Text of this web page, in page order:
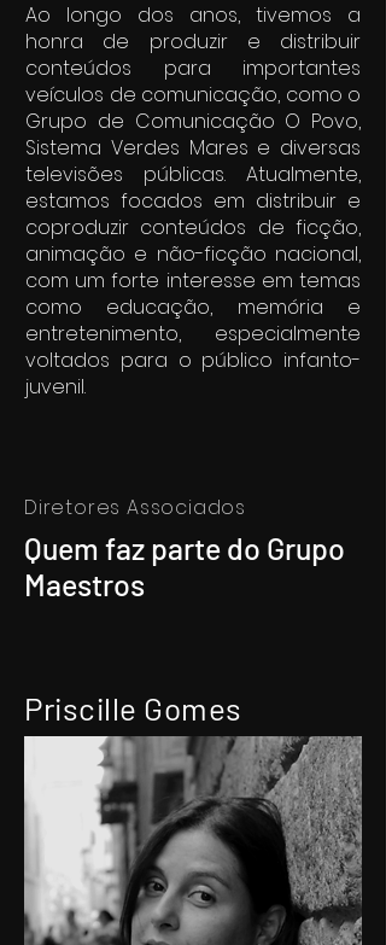
Ao longo dos anos, tivemos a
honra de produzir e distribuir
conteúdos para importantes
veículos de comunicação, como o
Grupo de Comunicação O Povo,
Sistema Verdes Mares e diversas
televisões públicas. Atualmente,
estamos focados em distribuir e
coproduzir conteúdos de ficção,
animação e não-ficção nacional,
com um forte interesse em temas
como educação, memória e
entretenimento, especialmente
voltados para o público infanto-
juvenil.
Diretores Associados
Quem faz parte do Grupo
Maestros
Priscille Gomes